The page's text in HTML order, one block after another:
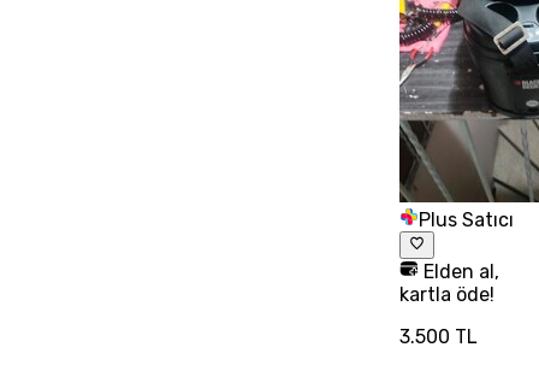
Plus Satıcı
Elden al,
kartla öde!
3.500 TL